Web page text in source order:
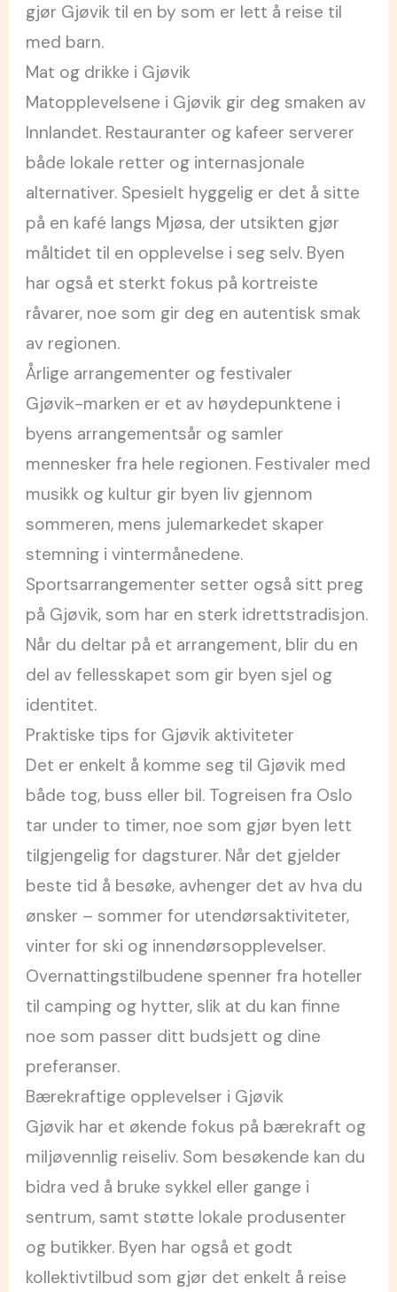
gjør Gjøvik til en by som er lett å reise til
med barn.
Mat og drikke i Gjøvik
Matopplevelsene i Gjøvik gir deg smaken av
Innlandet. Restauranter og kafeer serverer
både lokale retter og internasjonale
alternativer. Spesielt hyggelig er det å sitte
på en kafé langs Mjøsa, der utsikten gjør
måltidet til en opplevelse i seg selv. Byen
har også et sterkt fokus på kortreiste
råvarer, noe som gir deg en autentisk smak
av regionen.
Årlige arrangementer og festivaler
Gjøvik-marken er et av høydepunktene i
byens arrangementsår og samler
mennesker fra hele regionen. Festivaler med
musikk og kultur gir byen liv gjennom
sommeren, mens julemarkedet skaper
stemning i vintermånedene.
Sportsarrangementer setter også sitt preg
på Gjøvik, som har en sterk idrettstradisjon.
Når du deltar på et arrangement, blir du en
del av fellesskapet som gir byen sjel og
identitet.
Praktiske tips for Gjøvik aktiviteter
Det er enkelt å komme seg til Gjøvik med
både tog, buss eller bil. Togreisen fra Oslo
tar under to timer, noe som gjør byen lett
tilgjengelig for dagsturer. Når det gjelder
beste tid å besøke, avhenger det av hva du
ønsker – sommer for utendørsaktiviteter,
vinter for ski og innendørsopplevelser.
Overnattingstilbudene spenner fra hoteller
til camping og hytter, slik at du kan finne
noe som passer ditt budsjett og dine
preferanser.
Bærekraftige opplevelser i Gjøvik
Gjøvik har et økende fokus på bærekraft og
miljøvennlig reiseliv. Som besøkende kan du
bidra ved å bruke sykkel eller gange i
sentrum, samt støtte lokale produsenter
og butikker. Byen har også et godt
kollektivtilbud som gjør det enkelt å reise